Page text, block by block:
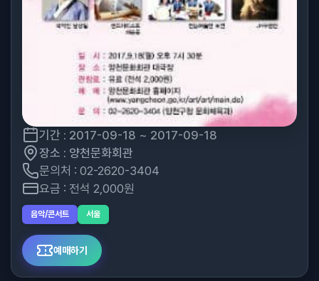
기간 : 2017-09-18 ~ 2017-09-18
장소 : 양천문화회관
문의처 : 02-2620-3404
요금 : 전석 2,000원
음악/콘서트 서울
예매하기